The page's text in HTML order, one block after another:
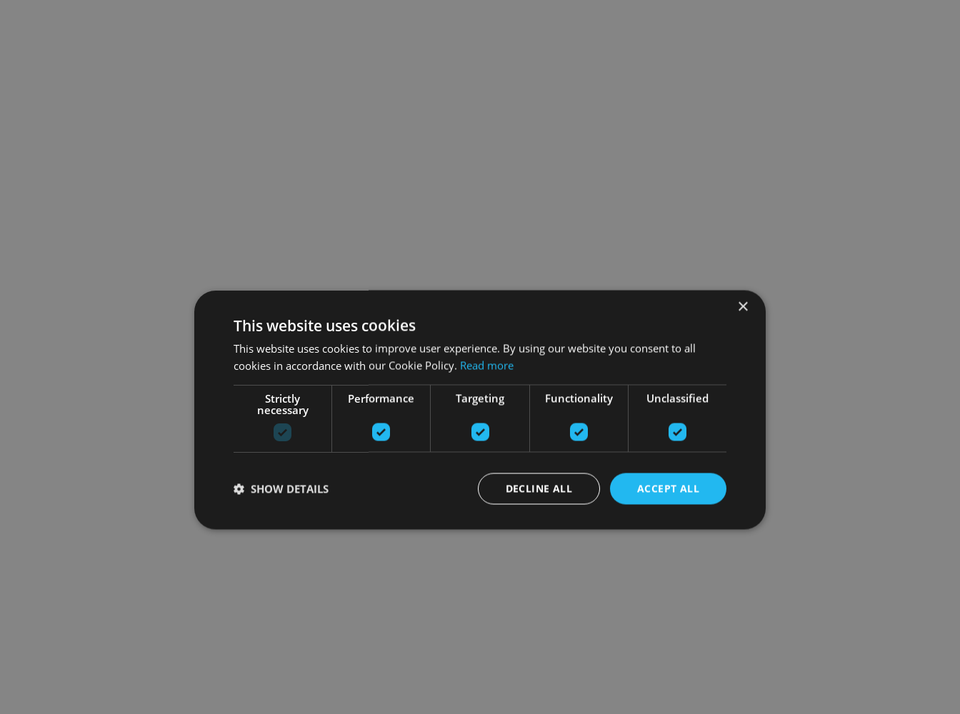
×
This website uses cookies
This website uses cookies to improve user experience. By using our website you consent to all
cookies in accordance with our Cookie Policy. Read more
Strictly
necessary
Performance Targeting Functionality Unclassified
ACCEPT ALL
DECLINE ALL
SHOW DETAILS